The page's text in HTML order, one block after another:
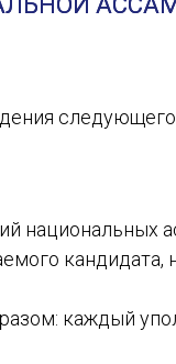
Международный
Комплексное
Конференция по
национальных
кандидата,
каждый